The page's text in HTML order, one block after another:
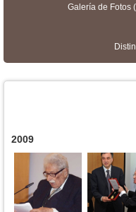
Galería de Fotos
2009